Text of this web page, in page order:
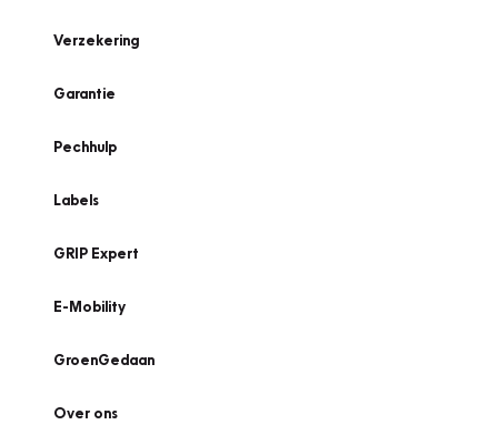
Verzekering
Garantie
Pechhulp
Labels
GRIP Expert
E-Mobility
GroenGedaan
Over ons